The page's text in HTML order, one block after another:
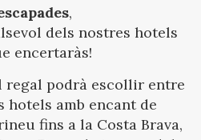
,
dels nostres hotels
encertaràs!
regal podrà escollir entre
amb encant de
fins a la Costa Brava,